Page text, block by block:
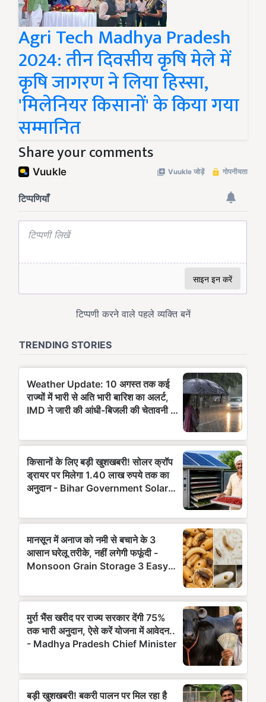
Agri Tech Madhya Pradesh
2024: तीन दिवसीय कृषि मेले में
कृषि जागरण ने लिया हिस्सा,
'मिलेनियर किसानों' के किया गया
सम्मानित
Share your comments